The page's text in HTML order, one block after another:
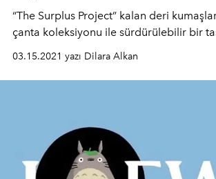
“The Surplus Project” kalan deri kumaşlardan yapılmış
çanta koleksiyonu ile sürdürülebilir bir
03.15.2021 yazı Dilara Alkan